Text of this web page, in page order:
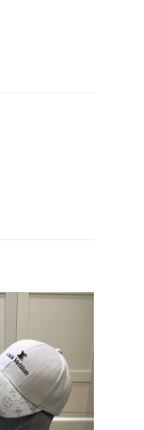
wishlist